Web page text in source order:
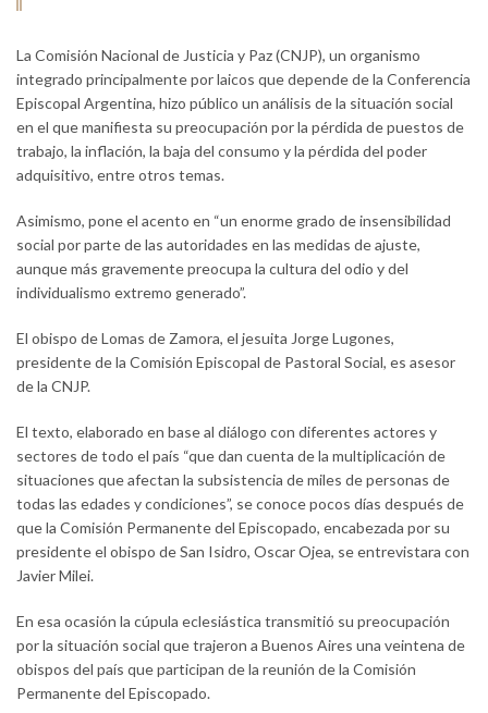
La Comisión Nacional de Justicia y Paz (CNJP), un organismo
integrado principalmente por laicos que depende de la Conferencia
Episcopal Argentina, hizo público un análisis de la situación social
en el que manifiesta su preocupación por la pérdida de puestos de
trabajo, la inflación, la baja del consumo y la pérdida del poder
adquisitivo, entre otros temas.
Asimismo, pone el acento en “un enorme grado de insensibilidad
social por parte de las autoridades en las medidas de ajuste,
aunque más gravemente preocupa la cultura del odio y del
individualismo extremo generado”.
El obispo de Lomas de Zamora, el jesuita Jorge Lugones,
presidente de la Comisión Episcopal de Pastoral Social, es asesor
de la CNJP.
El texto, elaborado en base al diálogo con diferentes actores y
sectores de todo el país “que dan cuenta de la multiplicación de
situaciones que afectan la subsistencia de miles de personas de
todas las edades y condiciones”, se conoce pocos días después de
que la Comisión Permanente del Episcopado, encabezada por su
presidente el obispo de San Isidro, Oscar Ojea, se entrevistara con
Javier Milei.
En esa ocasión la cúpula eclesiástica transmitió su preocupación
por la situación social que trajeron a Buenos Aires una veintena de
obispos del país que participan de la reunión de la Comisión
Permanente del Episcopado.